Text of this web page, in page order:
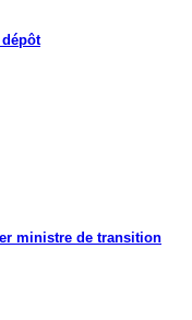
ministre de transition